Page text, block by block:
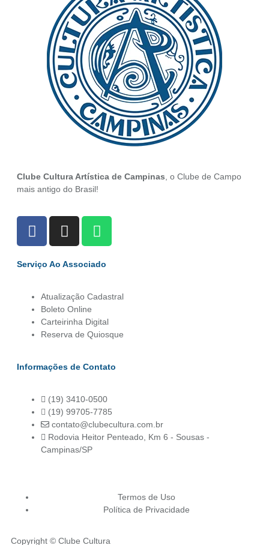
Clube Cultura Artística de Campinas , o Clube de Campo
mais antigo do Brasil!
Serviço Ao Associado
Atualização Cadastral
Boleto Online
Carteirinha Digital
Reserva de Quiosque
Informações de Contato
(19) 3410-0500
(19) 99705-7785
contato@clubecultura.com.br
Rodovia Heitor Penteado, Km 6 - Sousas -
Campinas/SP
Termos de Uso
Política de Privacidade
Copyright © Clube Cultura